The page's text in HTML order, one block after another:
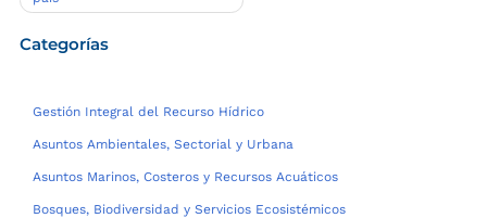
Categorías
Gestión Integral del Recurso Hídrico
Asuntos Ambientales, Sectorial y Urbana
Asuntos Marinos, Costeros y Recursos Acuáticos
Bosques, Biodiversidad y Servicios Ecosistémicos